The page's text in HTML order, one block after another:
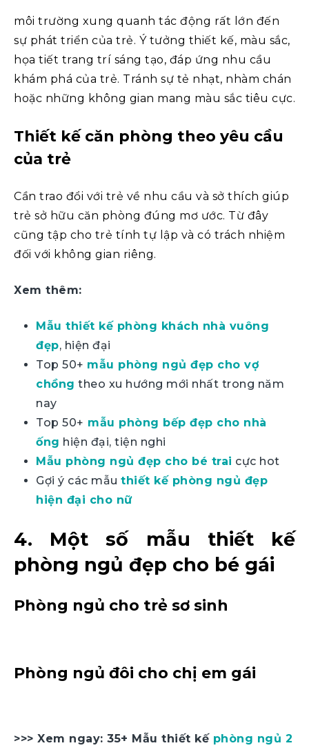
môi trường xung quanh tác động rất lớn đến
sự phát triển của trẻ. Ý tưởng thiết kế, màu sắc,
họa tiết trang trí sáng tạo, đáp ứng nhu cầu
khám phá của trẻ. Tránh sự tẻ nhạt, nhàm chán
hoặc những không gian mang màu sắc tiêu cực.
Thiết kế căn phòng theo yêu cầu
của trẻ
Cần trao đổi với trẻ về nhu cầu và sở thích giúp
trẻ sở hữu căn phòng đúng mơ ước. Từ đây
cũng tập cho trẻ tính tự lập và có trách nhiệm
đối với không gian riêng.
Xem thêm:
Mẫu thiết kế phòng khách nhà vuông
đẹp, hiện đại
Top 50+ mẫu phòng ngủ đẹp cho vợ
chồng theo xu hướng mới nhất trong năm
nay
Top 50+ mẫu phòng bếp đẹp cho nhà
ống hiện đại, tiện nghi
Mẫu phòng ngủ đẹp cho bé trai cực hot
Gợi ý các mẫu thiết kế phòng ngủ đẹp
hiện đại cho nữ
4. Một số mẫu thiết kế
phòng ngủ đẹp cho bé gái
Phòng ngủ cho trẻ sơ sinh
Phòng ngủ đôi cho chị em gái
>>> Xem ngay: 35+ Mẫu thiết kế phòng ngủ 2